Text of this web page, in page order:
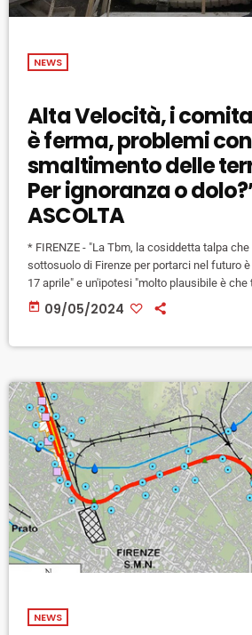
NEWS
Alta Velocità, i
è ferma, problemi
smaltimento delle
Per ignoranza o
ASCOLTA
* FIRENZE - "La Tbm, la cosiddetta talpa che
sottosuolo di Firenze per portarci nel futuro
17 aprile" e un'ipotesi "molto plausibile è
ancora con le terre di scavo e il loro
Coordinamento dei Comitato no tunnel Tav
today 09/05/2024
NEWS